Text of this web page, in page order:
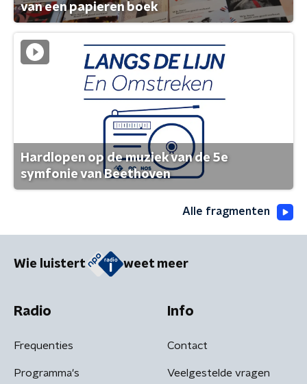
van een papieren boek
Hardlopen op de muziek van de 5e
symfonie van Beethoven
Alle fragmenten
Wie luistert weet meer
Radio
Frequenties
Programma's
Info
Contact
Veelgestelde vragen